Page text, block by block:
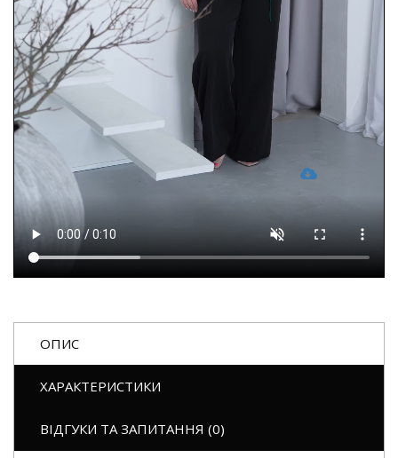
ОПИС
ХАРАКТЕРИСТИКИ
ВІДГУКИ ТА ЗАПИТАННЯ (0)